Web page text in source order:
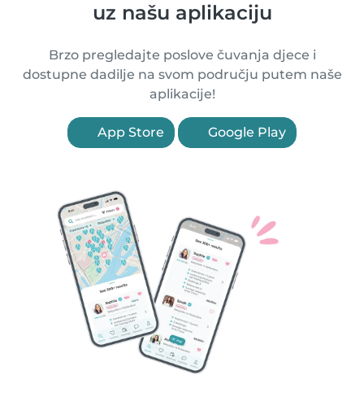
uz našu aplikaciju
Brzo pregledajte poslove čuvanja djece i
dostupne dadilje na svom području putem naše
aplikacije!
App Store Google Play